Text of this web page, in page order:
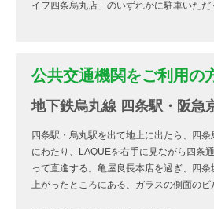
イフ四条烏丸店」のいずれかに駐車いただ
公共交通機関をご利用の
地下鉄烏丸線 四条駅・阪急
四条駅・烏丸駅を出て地上に出たら、四
にわたり、LAQUEを右手に見ながら四条
って直進する。亀屋良長本店を過ぎ、四
上がったところにある、ガラスの側面のビ